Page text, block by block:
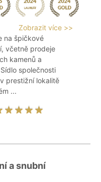
Zobrazit více >>
na špičkové
včetně prodeje
kamenů a
společnosti
prestižní lokalitě
...
a snubní